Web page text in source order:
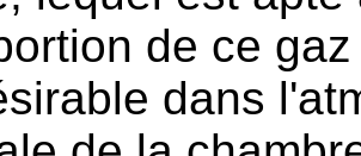
de ce
dans